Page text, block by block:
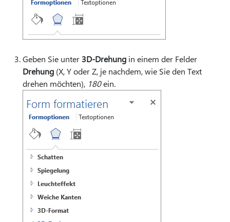
Geben Sie unter 3D-Drehung in einem der Felder
Drehung (X, Y oder Z, je nachdem, wie Sie den Text
drehen möchten), 180ein.